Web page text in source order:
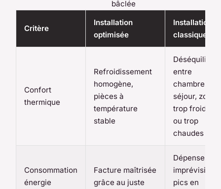
bâclée
Critère
Installation
optimisée
Installation
classique
Confort
thermique
Refroidissement
homogène,
pièces à
température
stable
Déséquilibre
entre
chambres et
séjour, zones
trop froides
ou trop
chaudes
Consommation
énergie
Facture maîtrisée
grâce au juste
Dépenses
pics en